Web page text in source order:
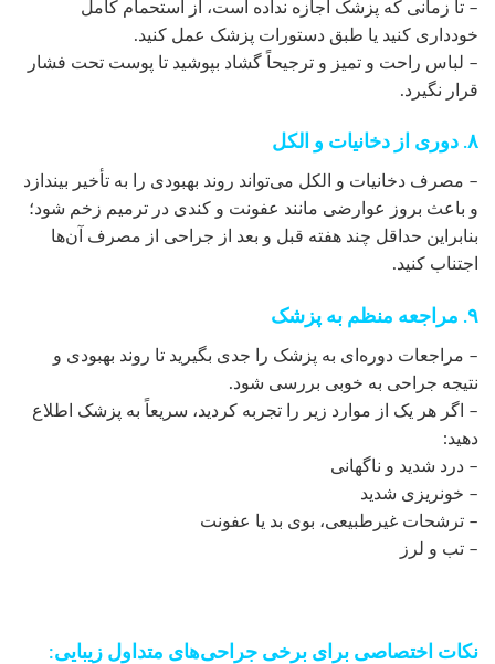
– تا زمانی که پزشک اجازه نداده است، از استحمام کامل
خودداری کنید یا طبق دستورات پزشک عمل کنید.
– لباس راحت و تمیز و ترجیحاً گشاد بپوشید تا پوست تحت فشار
قرار نگیرد.
۸. دوری از دخانیات و الکل
– مصرف دخانیات و الکل می‌تواند روند بهبودی را به تأخیر بیندازد
و باعث بروز عوارضی مانند عفونت و کندی در ترمیم زخم شود؛
بنابراین حداقل چند هفته قبل و بعد از جراحی از مصرف آن‌ها
اجتناب کنید.
۹. مراجعه منظم به پزشک
– مراجعات دوره‌ای به پزشک را جدی بگیرید تا روند بهبودی و
نتیجه جراحی به خوبی بررسی شود.
– اگر هر یک از موارد زیر را تجربه کردید، سریعاً به پزشک اطلاع
دهید:
– درد شدید و ناگهانی
– خونریزی شدید
– ترشحات غیرطبیعی، بوی بد یا عفونت
– تب و لرز
نکات اختصاصی برای برخی جراحی‌های متداول زیبایی: